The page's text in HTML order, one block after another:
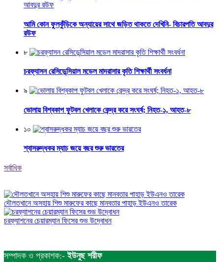
আমি কোন ফুলকুঁড়িকে অন্যায়ের সাথে জড়িত থাকতে দেখিনি- বিচারপতি আবদুর
রউফ
৮
চরফ্যাসন রেসিডেন্সিয়াল মডেল মাদরাসার কৃতি শিক্ষার্থী সংবর্ধনা
৯
ভোলায় বিশ্বকাপ ফুটবল খেলাকে কেন্দ্র করে সংঘর্ষ; নিহত-১, আহত-৮
১০
শ্বাসরুদ্ধকর ম্যাচ জয়ে বছর শুরু ভারতের
সর্বাধিক
দৌলতখানে অসহায় শিশু মারুফের কাছে মানবতার পাহাড় ইউএনও তারেক
চরফ্যাশনের চেয়ারম্যান ফিসের শুভ উদ্বোধন
সম্পাদক ও প্রকাশক:-ইউনুছ শরীফ